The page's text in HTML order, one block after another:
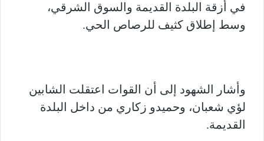
في أزقة البلدة القديمة والسوق الشرقي،
وسط إطلاق كثيف للرصاص الحي.
وأشار الشهود إلى أن القوات اعتقلت الشابين
لؤي شعبان، وحميدو زكاري من داخل البلدة
القديمة.